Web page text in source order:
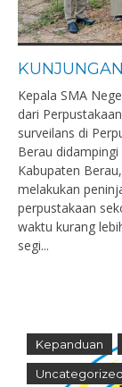
Kepala SMA
dari
surveilans di
Berau didampingi
Kabupaten
melakukan
perpustakaan
waktu kurang
segi...
Kepanduan
Uncategorized